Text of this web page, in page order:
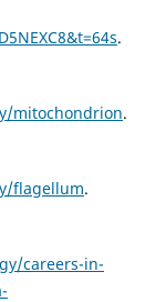
.
mitochondrion.
flagellum.
careers-in-